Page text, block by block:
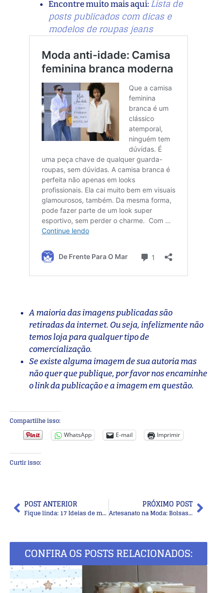
Encontre muito mais aqui: Lista de
posts publicados com dicas e
modelos de roupas jeans
A maioria das imagens publicadas são
retiradas da internet. Ou seja, infelizmente não
temos loja para qualquer tipo de
comercialização.
Se existe alguma imagem de sua autoria mas
não quer que publique, por favor nos encaminhe
o link da publicação e a imagem em questão.
Compartilhe isso:
WhatsApp E-mail Imprimir
Curtir isso:
POST ANTERIOR
Fique linda: 17 Ideias de maquiagem de festa para senhoras
PRÓXIMO POST
Artesanato na Moda: Bolsas feitas com ponto baixo de crochê
CONFIRA OS POSTS RELACIONADOS: